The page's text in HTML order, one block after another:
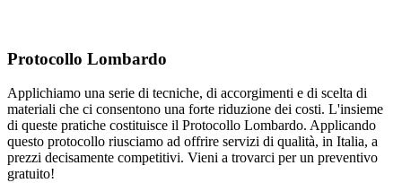
Protocollo Lombardo
Applichiamo una serie di tecniche, di accorgimenti e di scelta di
materiali che ci consentono una forte riduzione dei costi. L'insieme
di queste pratiche costituisce il Protocollo Lombardo. Applicando
questo protocollo riusciamo ad offrire servizi di qualità, in Italia, a
prezzi decisamente competitivi. Vieni a trovarci per un preventivo
gratuito!